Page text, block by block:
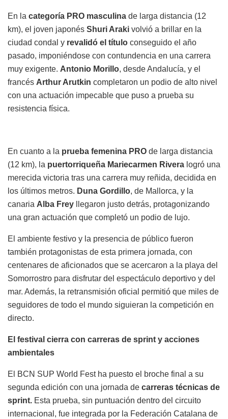
En la categoría PRO masculina de larga distancia (12
km), el joven japonés Shuri Araki volvió a brillar en la
ciudad condal y revalidó el título conseguido el año
pasado, imponiéndose con contundencia en una carrera
muy exigente. Antonio Morillo, desde Andalucía, y el
francés Arthur Arutkin completaron un podio de alto nivel
con una actuación impecable que puso a prueba su
resistencia física.
En cuanto a la prueba femenina PRO de larga distancia
(12 km), la puertorriqueña Mariecarmen Rivera logró una
merecida victoria tras una carrera muy reñida, decidida en
los últimos metros. Duna Gordillo, de Mallorca, y la
canaria Alba Frey
llegaron justo detrás, protagonizando
una gran actuación que completó un podio de lujo.
El ambiente festivo y la presencia de público fueron
también protagonistas de esta primera jornada, con
centenares de aficionados que se acercaron a la playa del
Somorrostro para disfrutar del espectáculo deportivo y del
mar. Además, la retransmisión oficial permitió que miles de
seguidores de todo el mundo siguieran la competición en
directo.
El festival cierra con carreras de sprint y acciones
ambientales
El BCN SUP World Fest ha puesto el broche final a su
segunda edición con una jornada de carreras técnicas de
sprint. Esta prueba, sin puntuación dentro del circuito
internacional, fue integrada por la Federación Catalana de